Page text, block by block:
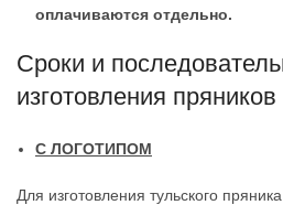
оплачиваются отдельно.
Сроки и
изготовления пряников
С ЛОГОТИПОМ
Для изготовления тульского